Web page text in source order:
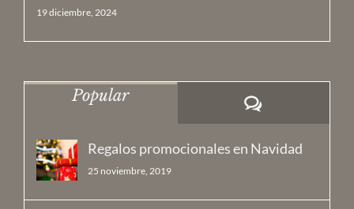
19 diciembre, 2024
Popular Comentarios
Regalos promocionales en Navidad
25 noviembre, 2019